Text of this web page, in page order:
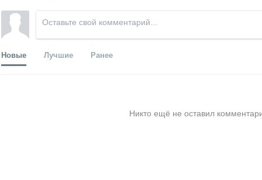
Новые Лучшие Ранее
Никто ещё не оставил